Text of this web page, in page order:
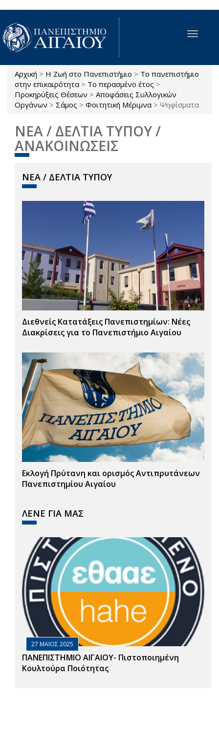
Παράκαμψη προς το κυρίως περιεχόμενο
Toggle
Είστε εδώ
Αρχική > Η Ζωή στο Πανεπιστήμιο > Το πανεπιστήμιο
στην επικαιρότητα > Το περασμένο έτος >
Προκηρύξεις Θέσεων > Αποφάσεις Συλλογικών
Οργάνων > Σάμος > Φοιτητική Μέριμνα > Ψηφίσματα
ΝΕΑ / ΔΕΛΤΙΑ ΤΥΠΟΥ /
ΑΝΑΚΟΙΝΩΣΕΙΣ
ΝΕΑ / ΔΕΛΤΙΑ ΤΥΠΟΥ
Διεθνείς Κατατάξεις Πανεπιστημίων: Νέες
Διακρίσεις για το Πανεπιστήμιο Αιγαίου
Εκλογή Πρύτανη και ορισμός Αντιπρυτάνεων
Πανεπιστημίου Αιγαίου
ΛΕΝΕ ΓΙΑ ΜΑΣ
27 ΜΑΙΟΣ 2025
ΠΑΝΕΠΙΣΤΗΜΙΟ ΑΙΓΑΙΟΥ- Πιστοποιημένη
Κουλτούρα Ποιότητας